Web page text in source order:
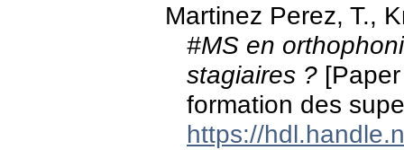
Martinez Perez, T.,
#MS en
stagiaires ?
formation des
https://